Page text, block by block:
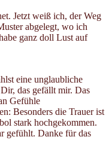
Jetzt weiß ich, der Weg
abgelegt, wo ich
ganz doll Lust auf
eine unglaubliche
das gefällt mir. Das
Gefühle
Besonders die Trauer ist
stark hochgekommen.
gefühlt. Danke für das